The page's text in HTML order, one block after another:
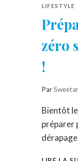
LIFESTYLE
zéro
!
Par
Bientôt
préparer